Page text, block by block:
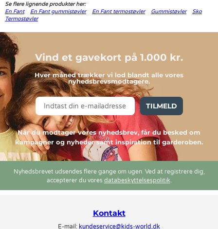
Se flere lignende produkter her:
En Fant
En Fant gummistøvler En Fant termostøvler Gummistøvler
Sko
Termostøvler
Vind et gavekort på 1.000 kr.
Hver måned trækker vi lod blandt alle vores
nyhedsbrevsmodtagere.
TILMELD
Når du modtager vores nyhedsbrev, får du besked om
kampagner og nyheder samt inspiration til garderoben.
Nyhedsbrevet udsendes flere gange om ugen. Ved at registrere dig,
accepterer du vores databeskyttelsespolitik.
Kontakt
E-mail: kundeservice@kids-world.dk